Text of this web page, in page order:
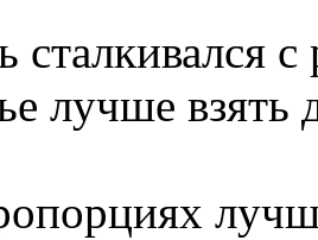
сталкивался
лучше